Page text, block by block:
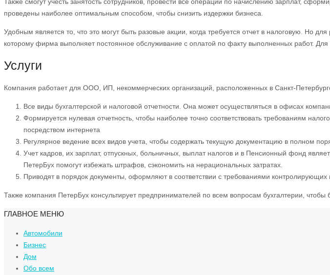
проведены наиболее оптимальным способом, чтобы снизить издержки бизнеса.
Удобным является то, что это могут быть разовые акции, когда требуется отчет в налоговую. Но
которому фирма выполняет постоянное обслуживание с оплатой по факту выполненных работ.
Услуги
Компания работает для ООО, ИП, некоммерческих организаций, расположенных в Санкт-
Все виды бухгалтерской и налоговой отчетности. Она может осуществляться в офисах
Формируется нулевая отчетность, чтобы наиболее точно соответствовать требованиям
посредством интернета
Регулярное ведение всех видов учета, чтобы содержать текущую документацию в полном
Учет кадров, их зарплат, отпускных, больничных, выплат налогов и в Пенсионный фонд
ПетерБух помогут избежать штрафов, сэкономить на нерациональных затратах.
Приводят в порядок документы, оформляют в соответствии с требованиями контролирующих
Также компания ПетерБух консультирует предпринимателей по всем вопросам бухгалтерии,
ГЛАВНОЕ МЕНЮ
Автомобили
Бизнес
Дом
Обо всем